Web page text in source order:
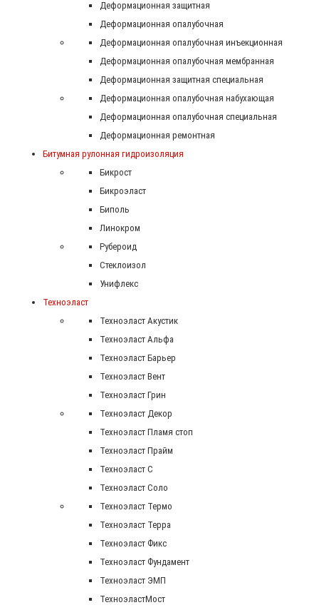
Деформационная защитная
Деформационная опалубочная
Деформационная опалубочная инъекционная
Деформационная опалубочная мембранная
Деформационная защитная специальная
Деформационная опалубочная набухающая
Деформационная опалубочная специальная
Деформационная ремонтная
Битумная рулонная гидроизоляция
Бикрост
Бикроэласт
Биполь
Линокром
Рубероид
Стеклоизол
Унифлекс
Техноэласт
Техноэласт Акустик
Техноэласт Альфа
Техноэласт Барьер
Техноэласт Вент
Техноэласт Грин
Техноэласт Декор
Техноэласт Пламя стоп
Техноэласт Прайм
Техноэласт С
Техноэласт Соло
Техноэласт Термо
Техноэласт Терра
Техноэласт Фикс
Техноэласт Фундамент
Техноэласт ЭМП
ТехноэластМост